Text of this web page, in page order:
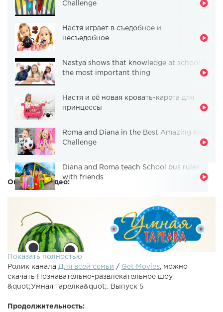
Challenge
Настя играет в съедобное и
несъедобное
Nastya shows that knowledge at school is
the most important thing
Настя и её новая кровать-карета для
принцессы
Roma and Diana in the Best Amazing Kids
Challenge
Diana and Roma teach School bus rules
with friends
Описание видео:
Показать полностью
Ролик канала Для всей семьи / Get Movies , можно
скачать Познавательно-развлекательное шоу
&quot;Умная тарелка&quot;. Выпуск 5
Продолжительность: